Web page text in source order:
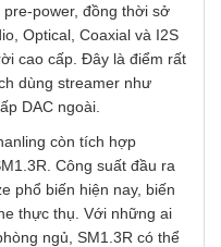
power, đồng thời sở
Optical, Coaxial và I2S
cao cấp. Đây là điểm rất
dùng streamer như
DAC ngoài.
còn tích hợp
Công suất đầu ra
phổ biến hiện nay, biến
thực thụ. Với những ai
ngủ, SM1.3R có thể